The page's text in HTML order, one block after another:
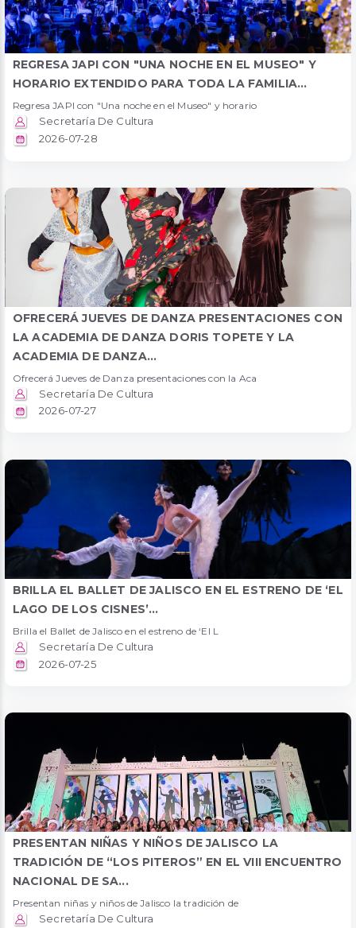
REGRESA JAPI CON "UNA NOCHE EN EL MUSEO" Y
HORARIO EXTENDIDO PARA TODA LA FAMILIA...
Regresa JAPI con "Una noche en el Museo" y horario
Secretaría De Cultura
2026-07-28
OFRECERÁ JUEVES DE DANZA PRESENTACIONES CON
LA ACADEMIA DE DANZA DORIS TOPETE Y LA
ACADEMIA DE DANZA...
Ofrecerá Jueves de Danza presentaciones con la Aca
Secretaría De Cultura
2026-07-27
BRILLA EL BALLET DE JALISCO EN EL ESTRENO DE ‘EL
LAGO DE LOS CISNES’...
Brilla el Ballet de Jalisco en el estreno de ‘El L
Secretaría De Cultura
2026-07-25
PRESENTAN NIÑAS Y NIÑOS DE JALISCO LA
TRADICIÓN DE “LOS PITEROS” EN EL VIII ENCUENTRO
NACIONAL DE SA...
Presentan niñas y niños de Jalisco la tradición de
Secretaría De Cultura